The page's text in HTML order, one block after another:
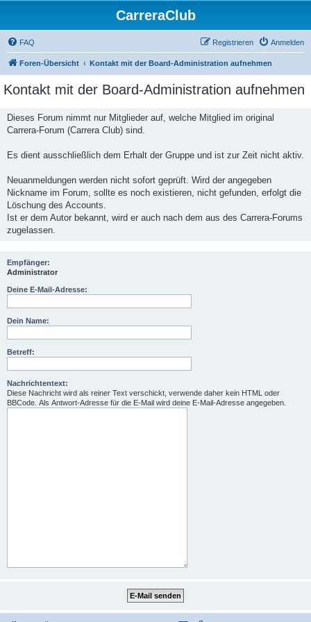
CarreraClub
FAQ Anmelden
Registrieren
Foren-Übersicht Kontakt mit der Board-Administration aufnehmen
Kontakt mit der Board-Administration aufnehmen
Dieses Forum nimmt nur Mitglieder auf, welche Mitglied im original
Carrera-Forum (Carrera Club) sind.
Es dient ausschließlich dem Erhalt der Gruppe und ist zur Zeit nicht aktiv.
Neuanmeldungen werden nicht sofort geprüft. Wird der angegeben
Nickname im Forum, sollte es noch existieren, nicht gefunden, erfolgt die
Löschung des Accounts.
Ist er dem Autor bekannt, wird er auch nach dem aus des Carrera-Forums
zugelassen.
Empfänger:
Administrator
Deine E-Mail-Adresse:
Dein Name:
Betreff:
Nachrichtentext:
Diese Nachricht wird als reiner Text verschickt, verwende daher kein HTML oder
BBCode. Als Antwort-Adresse für die E-Mail wird deine E-Mail-Adresse angegeben.